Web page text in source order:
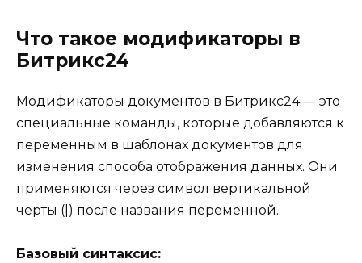
Что такое модификаторы в
Битрикс24
Модификаторы документов в Битрикс24 — это
специальные команды, которые добавляются к
переменным в шаблонах документов для
изменения способа отображения данных. Они
применяются через символ вертикальной
черты (|) после названия переменной.
Базовый синтаксис: